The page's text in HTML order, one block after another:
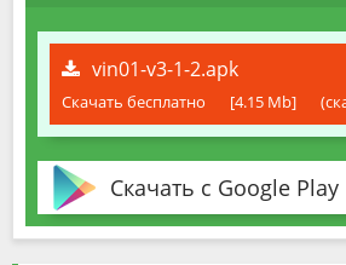
vin01-v3-1-2.apk
Скачать бесплатно [4.15 Mb]
Скачать с Google Play